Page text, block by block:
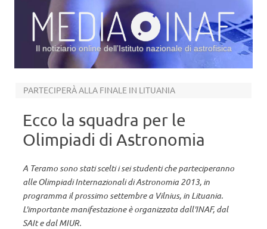
Il notiziario online dell’Istituto nazionale di astrofisica
PARTECIPERÀ ALLA FINALE IN LITUANIA
Ecco la squadra per le
Olimpiadi di Astronomia
A Teramo sono stati scelti i sei studenti che parteciperanno
alle Olimpiadi Internazionali di Astronomia 2013, in
programma il prossimo settembre a Vilnius, in Lituania.
L'importante manifestazione è organizzata dall'INAF, dal
SAIt e dal MIUR.